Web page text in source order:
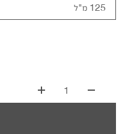
125 מ"ל
1